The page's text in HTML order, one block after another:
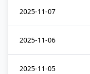
2025-11-07
2025-11-06
2025-11-05